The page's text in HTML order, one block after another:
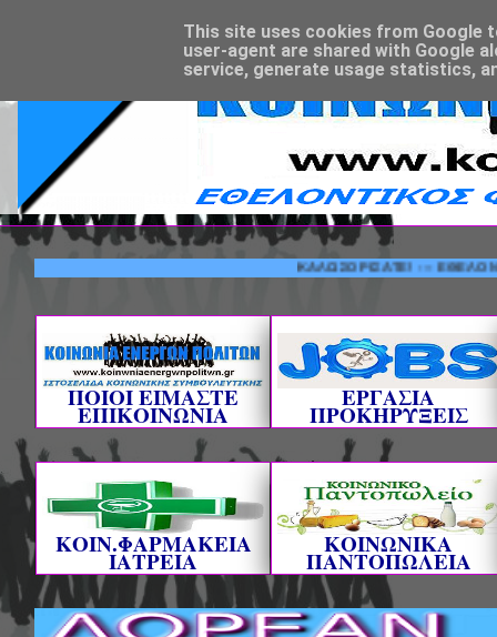
ΚΑΛΩΣΟΡΙΣΑΤΕ! ---
ΠΟΙΟΙ ΕΙΜΑΣΤΕ
ΕΠΙΚΟΙΝΩΝΙΑ
ΕΡΓΑΣΙΑ
ΠΡΟΚΗΡΥΞΕΙΣ
ΚΟΙΝ.ΦΑΡΜΑΚΕΙΑ
ΙΑΤΡΕΙΑ
ΚΟΙΝΩΝΙΚΑ
ΠΑΝΤΟΠΩΛΕΙΑ
This site uses cookies from Google
user-agent are shared with Google
service, generate usage statistics,